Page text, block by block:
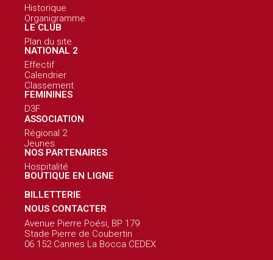
Historique
Organigramme
LE CLUB
Plan du site
NATIONAL 2
Effectif
Calendrier
Classement
FEMININES
D3F
ASSOCIATION
Régional 2
Jeunes
NOS PARTENAIRES
Hospitalité
BOUTIQUE EN LIGNE
BILLETTERIE
NOUS CONTACTER
Avenue Pierre Poési, BP 179
Stade Pierre de Coubertin
06 152 Cannes La Bocca CEDEX